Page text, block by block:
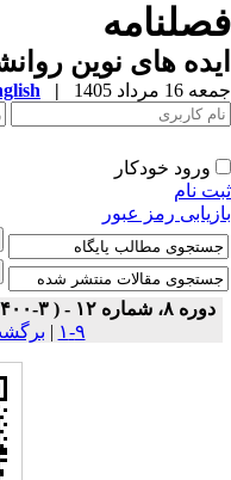
های نوین
مرداد 1405 |
ورود خودکار
نام
رمز عبور
دوره ۸، شماره ۱۲ - ( ۳-۱۴۰۰ )
|